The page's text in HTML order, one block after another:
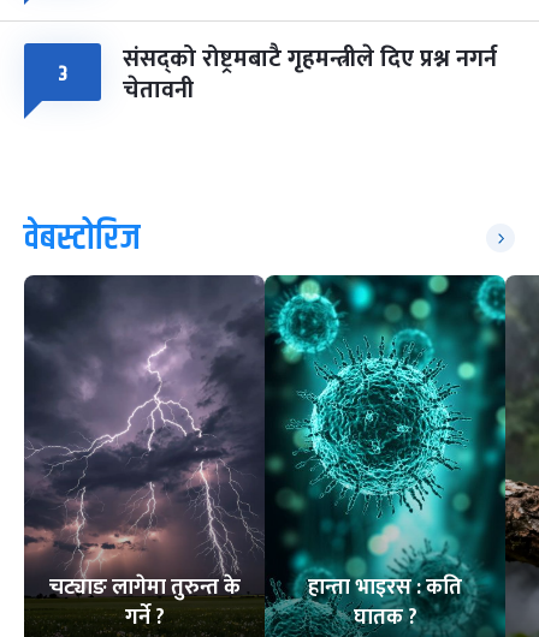
३ संसद्को रोष्ट्रमबाटै गृहमन्त्रीले दिए प्रश्न नगर्न
चेतावनी
वेबस्टोरिज
चट्याङ लागेमा तुरुन्त के
गर्ने ?
हान्ता भाइरस : कति
घातक ?